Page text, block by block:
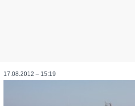
17.08.2012 – 15:19